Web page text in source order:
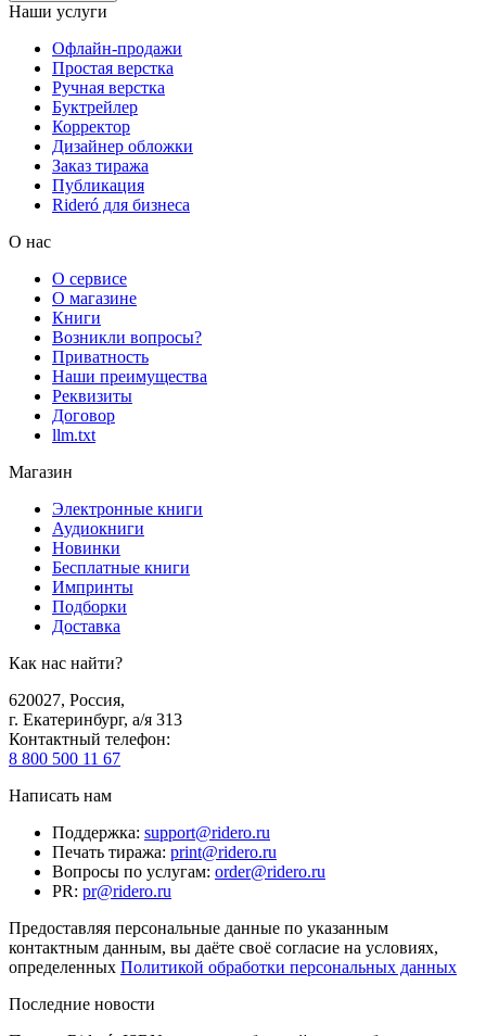
Наши услуги
Офлайн-продажи
Простая верстка
Ручная верстка
Буктрейлер
Корректор
Дизайнер обложки
Заказ тиража
Публикация
Rideró для бизнеса
О нас
О сервисе
О магазине
Книги
Возникли вопросы?
Приватность
Наши преимущества
Реквизиты
Договор
llm.txt
Магазин
Электронные книги
Аудиокниги
Новинки
Бесплатные книги
Импринты
Подборки
Доставка
Как нас найти?
620027, Россия,
г. Екатеринбург, а/я 313
Контактный телефон:
8 800 500 11 67
Написать нам
Поддержка: support@ridero.ru
Печать тиража: print@ridero.ru
Вопросы по услугам: order@ridero.ru
PR: pr@ridero.ru
Предоставляя персональные данные по указанным
контактным данным, вы даёте своё согласие на условиях,
определенных Политикой обработки персональных данных
Последние новости